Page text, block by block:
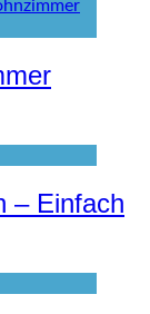
– Einfach